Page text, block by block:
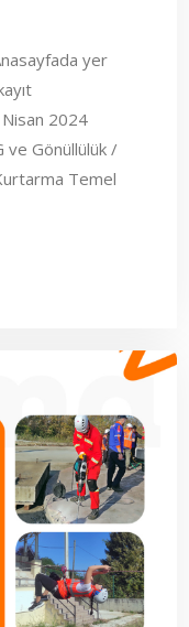
yer
2024
ve Gönüllülük /
Temel